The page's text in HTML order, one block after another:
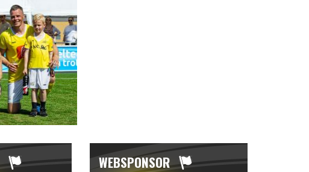
WEBSPONSOR